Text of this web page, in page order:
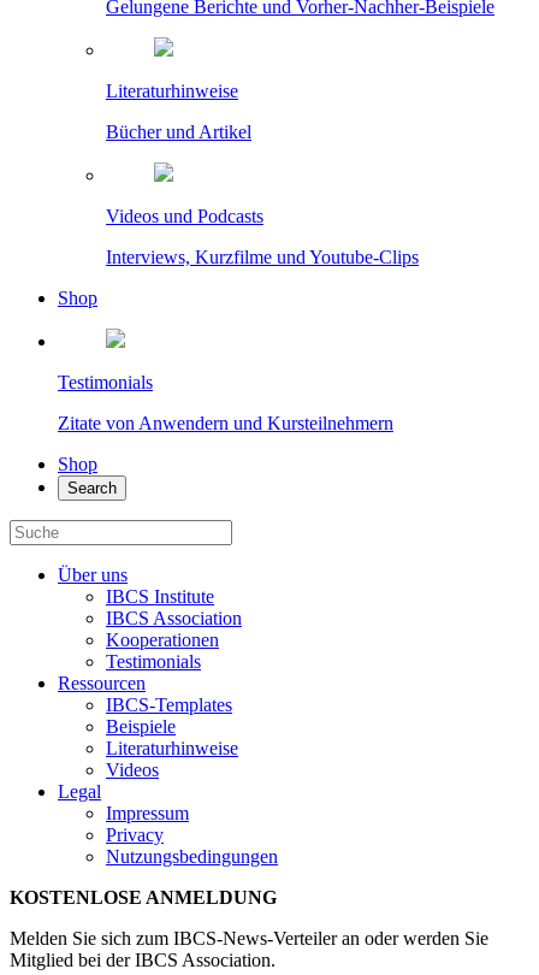
Gelungene Berichte und Vorher-Nachher-Beispiele
Literaturhinweise
Bücher und Artikel
Videos und Podcasts
Interviews, Kurzfilme und Youtube-Clips
Shop
Testimonials
Zitate von Anwendern und Kursteilnehmern
Shop
Search
Über uns
IBCS Institute
IBCS Association
Kooperationen
Testimonials
Ressourcen
IBCS-Templates
Beispiele
Literaturhinweise
Videos
Legal
Impressum
Privacy
Nutzungsbedingungen
KOSTENLOSE ANMELDUNG
Melden Sie sich zum IBCS-News-Verteiler an oder werden Sie
Mitglied bei der IBCS Association.